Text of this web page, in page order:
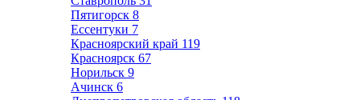
Пятигорск 8
Ессентуки 7
Красноярский край 119
Красноярск 67
Норильск 9
Ачинск 6